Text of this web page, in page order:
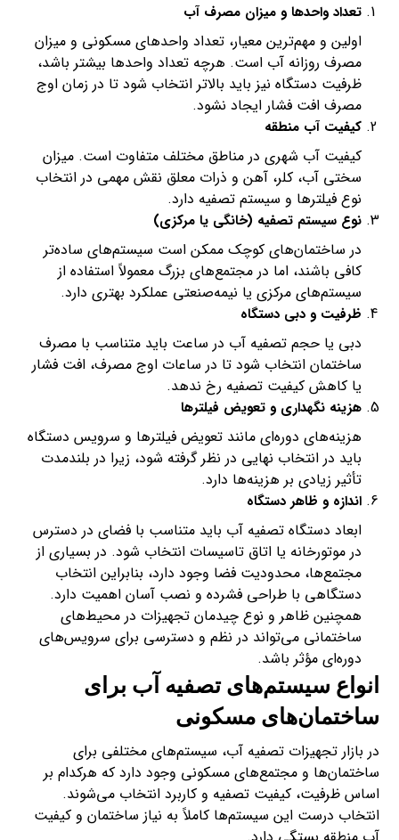
تعداد واحدها و میزان مصرف آب
اولین و مهم‌ترین معیار، تعداد واحدهای مسکونی و میزان
مصرف روزانه آب است. هرچه تعداد واحدها بیشتر باشد،
ظرفیت دستگاه نیز باید بالاتر انتخاب شود تا در زمان اوج
مصرف افت فشار ایجاد نشود.
کیفیت آب منطقه
کیفیت آب شهری در مناطق مختلف متفاوت است. میزان
سختی آب، کلر، آهن و ذرات معلق نقش مهمی در انتخاب
نوع فیلترها و سیستم تصفیه دارد.
نوع سیستم تصفیه (خانگی یا مرکزی)
در ساختمان‌های کوچک ممکن است سیستم‌های ساده‌تر
کافی باشند، اما در مجتمع‌های بزرگ معمولاً استفاده از
سیستم‌های مرکزی یا نیمه‌صنعتی عملکرد بهتری دارد.
ظرفیت و دبی دستگاه
دبی یا حجم تصفیه آب در ساعت باید متناسب با مصرف
ساختمان انتخاب شود تا در ساعات اوج مصرف، افت فشار
یا کاهش کیفیت تصفیه رخ ندهد.
هزینه نگهداری و تعویض فیلترها
هزینه‌های دوره‌ای مانند تعویض فیلترها و سرویس دستگاه
باید در انتخاب نهایی در نظر گرفته شود، زیرا در بلندمدت
تأثیر زیادی بر هزینه‌ها دارد.
اندازه و ظاهر دستگاه
ابعاد دستگاه تصفیه آب باید متناسب با فضای در دسترس
در موتورخانه یا اتاق تاسیسات انتخاب شود. در بسیاری از
مجتمع‌ها، محدودیت فضا وجود دارد، بنابراین انتخاب
دستگاهی با طراحی فشرده و نصب آسان اهمیت دارد.
همچنین ظاهر و نوع چیدمان تجهیزات در محیط‌های
ساختمانی می‌تواند در نظم و دسترسی برای سرویس‌های
دوره‌ای مؤثر باشد.
انواع سیستم‌های تصفیه آب برای
ساختمان‌های مسکونی
در بازار تجهیزات تصفیه آب، سیستم‌های مختلفی برای
ساختمان‌ها و مجتمع‌های مسکونی وجود دارد که هرکدام بر
اساس ظرفیت، کیفیت تصفیه و کاربرد انتخاب می‌شوند.
انتخاب درست این سیستم‌ها کاملاً به نیاز ساختمان و کیفیت